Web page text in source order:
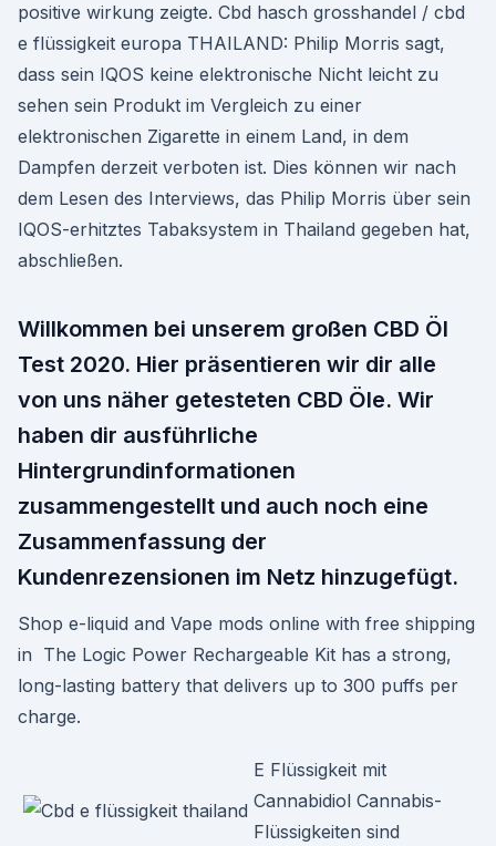
positive wirkung zeigte. Cbd hasch grosshandel / cbd
e flüssigkeit europa THAILAND: Philip Morris sagt,
dass sein IQOS keine elektronische Nicht leicht zu
sehen sein Produkt im Vergleich zu einer
elektronischen Zigarette in einem Land, in dem
Dampfen derzeit verboten ist. Dies können wir nach
dem Lesen des Interviews, das Philip Morris über sein
IQOS-erhitztes Tabaksystem in Thailand gegeben hat,
abschließen.
Willkommen bei unserem großen CBD Öl
Test 2020. Hier präsentieren wir dir alle
von uns näher getesteten CBD Öle. Wir
haben dir ausführliche
Hintergrundinformationen
zusammengestellt und auch noch eine
Zusammenfassung der
Kundenrezensionen im Netz hinzugefügt.
Shop e-liquid and Vape mods online with free shipping
in The Logic Power Rechargeable Kit has a strong,
long-lasting battery that delivers up to 300 puffs per
charge.
E Flüssigkeit mit
Cannabidiol Cannabis-
Flüssigkeiten sind